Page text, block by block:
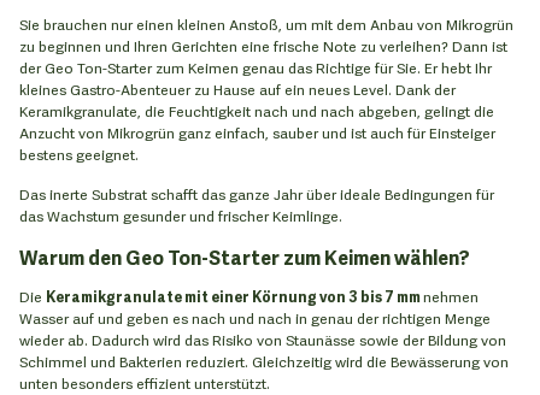
Sie brauchen nur einen kleinen Anstoß, um mit dem Anbau von Mikrogrün
zu beginnen und Ihren Gerichten eine frische Note zu verleihen? Dann ist
der Geo Ton-Starter zum Keimen genau das Richtige für Sie. Er hebt Ihr
kleines Gastro-Abenteuer zu Hause auf ein neues Level. Dank der
Keramikgranulate, die Feuchtigkeit nach und nach abgeben, gelingt die
Anzucht von Mikrogrün ganz einfach, sauber und ist auch für Einsteiger
bestens geeignet.
Das inerte Substrat schafft das ganze Jahr über ideale Bedingungen für
das Wachstum gesunder und frischer Keimlinge.
Warum den Geo Ton-Starter zum Keimen wählen?
Die Keramikgranulate mit einer Körnung von 3 bis 7 mmnehmen
Wasser auf und geben es nach und nach in genau der richtigen Menge
wieder ab. Dadurch wird das Risiko von Staunässe sowie der Bildung von
Schimmel und Bakterien reduziert. Gleichzeitig wird die Bewässerung von
unten besonders effizient unterstützt.